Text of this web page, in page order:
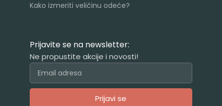
Kako izmeriti veličinu odeće?
Prijavite se na newsletter:
Ne propustite akcije i novosti!
Prijavi se